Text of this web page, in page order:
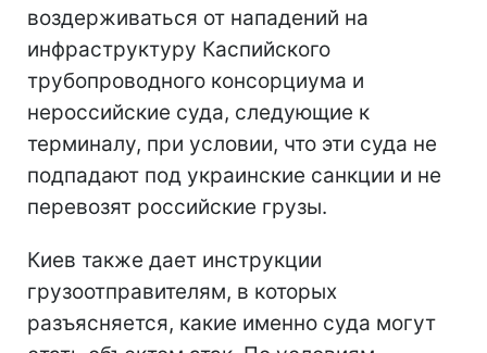
воздерживаться от нападений на
инфраструктуру Каспийского
трубопроводного консорциума и
нероссийские суда, следующие к
терминалу, при условии, что эти суда не
подпадают под украинские санкции и не
перевозят российские грузы.
Киев также дает инструкции
грузоотправителям, в которых
разъясняется, какие именно суда могут